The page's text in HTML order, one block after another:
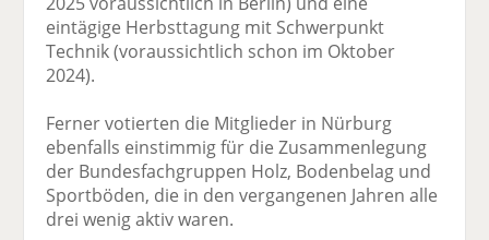
eintägige Herbsttagung mit Schwerpunkt
Technik (voraussichtlich schon im Oktober
2024).
Ferner votierten die Mitglieder in Nürburg
ebenfalls einstimmig für die Zusammenlegung
der Bundesfachgruppen Holz, Bodenbelag und
Sportböden, die in den vergangenen Jahren alle
drei wenig aktiv waren.